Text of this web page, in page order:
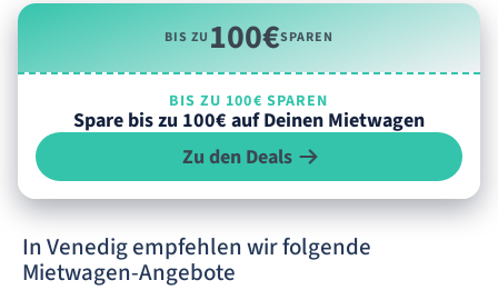
BIS ZU100€SPAREN
BIS ZU 100€ SPAREN
Spare bis zu 100€ auf Deinen Mietwagen
Zu den Deals
In Venedig empfehlen wir folgende
Mietwagen-Angebote